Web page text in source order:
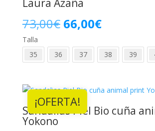
Laura Azaña
73,00€ El
precio
original
73,00€.
66,00€El
precio
actual
66,00€.
Talla
35
36 37 38 39
¡OFERTA!
Sandalias Piel Bio cuña
Yokono